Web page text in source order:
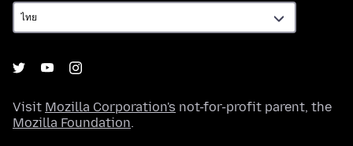
Visit Mozilla Corporation's not-for-profit parent, the
Mozilla Foundation.